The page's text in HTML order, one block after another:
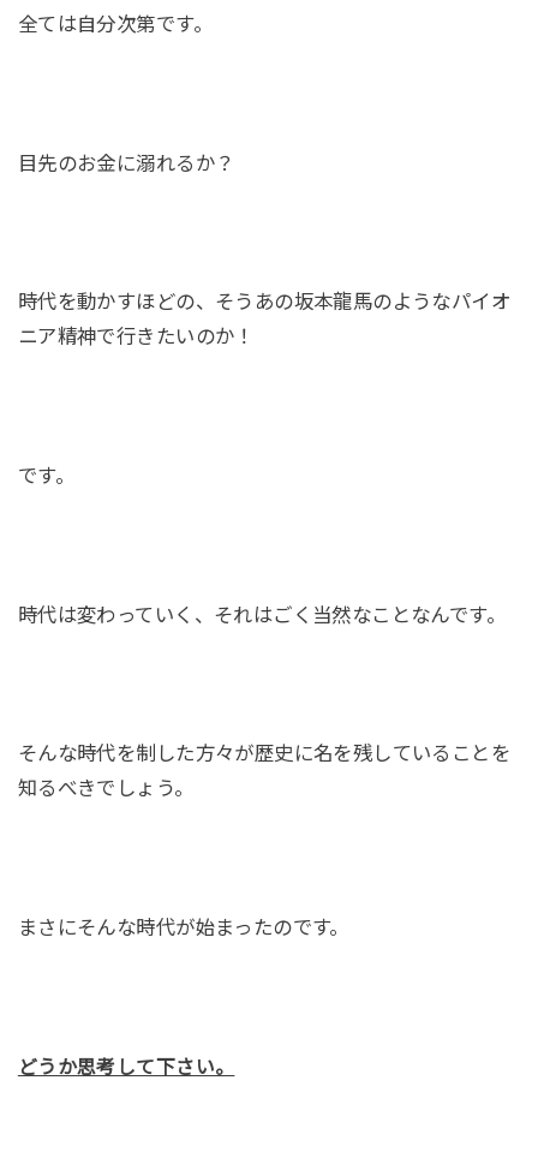
全ては自分次第です。
目先のお金に溺れるか？
時代を動かすほどの、そうあの坂本龍馬のようなパイオ
ニア精神で行きたいのか！
です。
時代は変わっていく、それはごく当然なことなんです。
そんな時代を制した方々が歴史に名を残していることを
知るべきでしょう。
まさにそんな時代が始まったのです。
どうか思考して下さい。